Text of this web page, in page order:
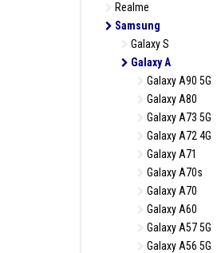
Realme
Samsung
Galaxy S
Galaxy A
Galaxy A90 5G
Galaxy A80
Galaxy A73 5G
Galaxy A72 4G
Galaxy A71
Galaxy A70s
Galaxy A70
Galaxy A60
Galaxy A57 5G
Galaxy A56 5G